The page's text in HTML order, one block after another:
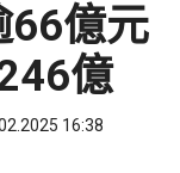
66億元
億
16:38